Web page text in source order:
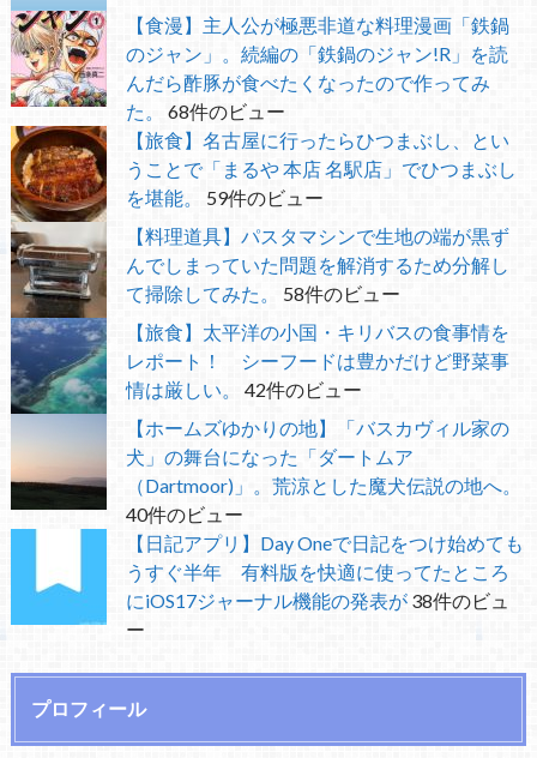
【食漫】主人公が極悪非道な料理漫画「鉄鍋
のジャン」。続編の「鉄鍋のジャン!R」を読
んだら酢豚が食べたくなったので作ってみ
た。
68件のビュー
【旅食】名古屋に行ったらひつまぶし、とい
うことで「まるや 本店 名駅店」でひつまぶし
を堪能。
59件のビュー
【料理道具】パスタマシンで生地の端が黒ず
んでしまっていた問題を解消するため分解し
て掃除してみた。
58件のビュー
【旅食】太平洋の小国・キリバスの食事情を
レポート！ シーフードは豊かだけど野菜事
情は厳しい。
42件のビュー
【ホームズゆかりの地】「バスカヴィル家の
犬」の舞台になった「ダートムア
（Dartmoor)」。荒涼とした魔犬伝説の地へ。
40件のビュー
【日記アプリ】Day Oneで日記をつけ始めても
うすぐ半年 有料版を快適に使ってたところ
にiOS17ジャーナル機能の発表が 38件のビュ
ー
プロフィール